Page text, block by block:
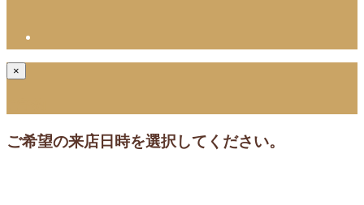
×
ご希望の来店日時を選択してください。